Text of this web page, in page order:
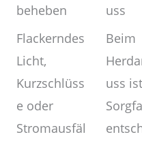
beheben
Flackerndes
Licht,
Kurzschlüss
e oder
Stromausfäl
uss
Beim
uss ist